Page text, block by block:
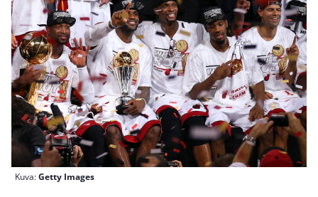
Kuva:Getty Images